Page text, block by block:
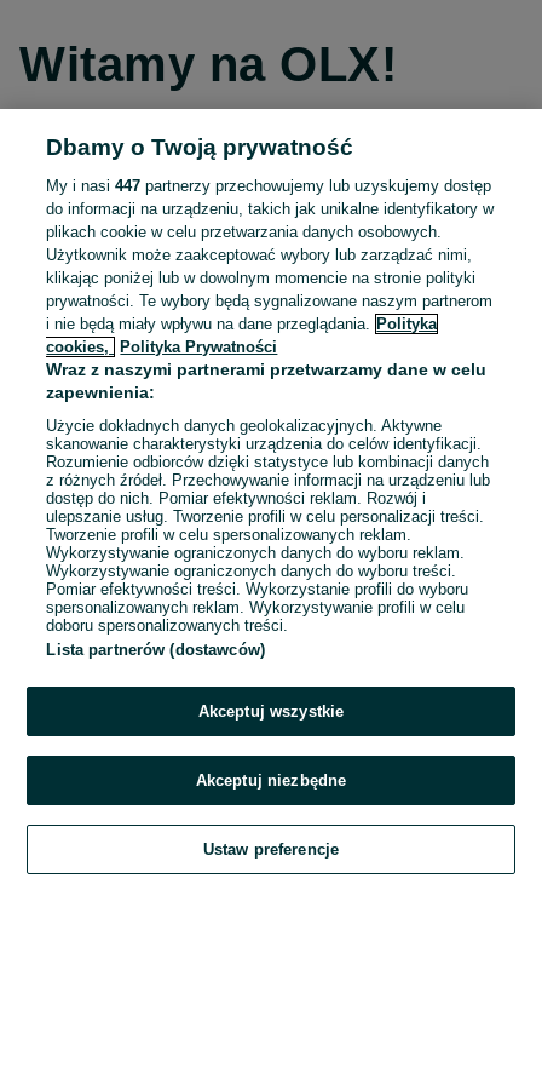
Witamy na OLX!
Kontynuuj przez Facebooka
Kontynuuj przez konto Apple
Kontynuuj przez konto Google
LUB
E-mail
Hasło
Zaloguj się
Kontynuując za pośrednictwem jednego z dostawców wskazanych powyżej,
OLX.pl w jego aktualnym brzmieniu.
Dbamy o Twoją prywatność
My i nasi447 partnerzy przechowujemy lub uzyskujemy dostęp
do informacji na urządzeniu, takich jak unikalne identyfikatory w
plikach cookie w celu przetwarzania danych osobowych.
Użytkownik może zaakceptować wybory lub zarządzać nimi,
klikając poniżej lub w dowolnym momencie na stronie polityki
prywatności. Te wybory będą sygnalizowane naszym partnerom
i nie będą miały wpływu na dane przeglądania.
Polityka
cookies,
Polityka Prywatności
Wraz z naszymi partnerami przetwarzamy dane w celu
zapewnienia:
Użycie dokładnych danych geolokalizacyjnych. Aktywne
skanowanie charakterystyki urządzenia do celów identyfikacji.
Rozumienie odbiorców dzięki statystyce lub kombinacji danych
z różnych źródeł. Przechowywanie informacji na urządzeniu lub
dostęp do nich. Pomiar efektywności reklam. Rozwój i
ulepszanie usług. Tworzenie profili w celu personalizacji treści.
Tworzenie profili w celu spersonalizowanych reklam.
Wykorzystywanie ograniczonych danych do wyboru reklam.
Wykorzystywanie ograniczonych danych do wyboru treści.
Pomiar efektywności treści. Wykorzystanie profili do wyboru
spersonalizowanych reklam. Wykorzystywanie profili w celu
doboru spersonalizowanych treści.
Lista partnerów (dostawców)
Akceptuj wszystkie
Akceptuj niezbędne
Ustaw preferencje